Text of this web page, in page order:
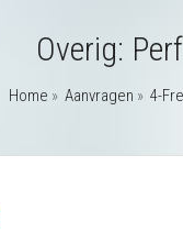
Overig:
Home » Aanvragen » 4-